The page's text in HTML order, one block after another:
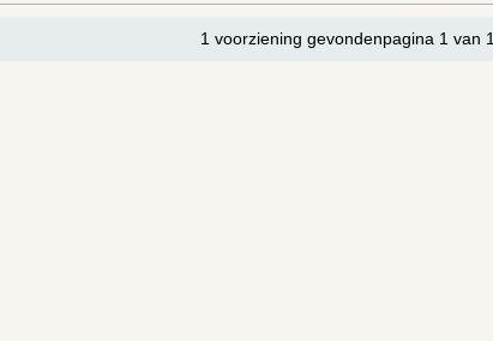
1 voorziening gevondenpagina 1 van 1